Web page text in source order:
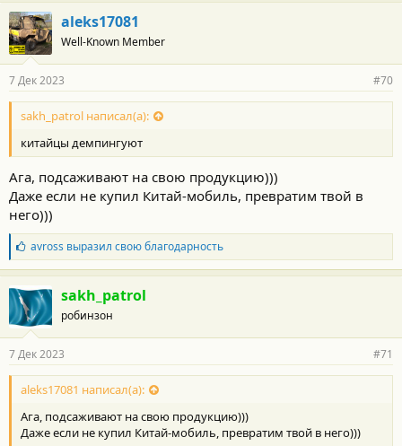
aleks17081
Well-Known Member
7 Дек 2023 #70
sakh_patrol написал(а):
китайцы демпингуют
Ага, подсаживают на свою продукцию)))
Даже если не купил Китай-мобиль, превратим твой в
него)))
Б
л
а
г
о
д
а
н
о
с
и
:
avross выразил свою благодарность
sakh_patrol
робинзон
7 Дек 2023 #71
aleks17081 написал(а):
Ага, подсаживают на свою продукцию)))
Даже если не купил Китай-мобиль, превратим твой в него)))